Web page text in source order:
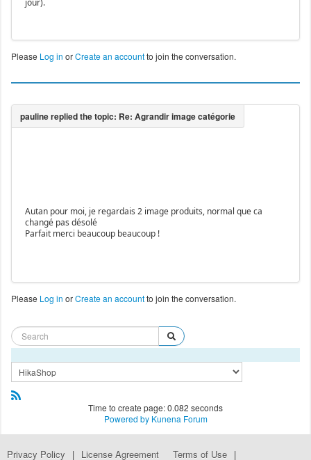
jour).
Please Log in orCreate an accountto join the conversation.
Autan pour moi, je regardais 2 image produits, normal que ca
changé pas désolé
Parfait merci beaucoup beaucoup !
Please Log in orCreate an accountto join the conversation.
Time to create page: 0.082 seconds
Powered by Kunena Forum
Privacy Policy | License Agreement Terms of Use |